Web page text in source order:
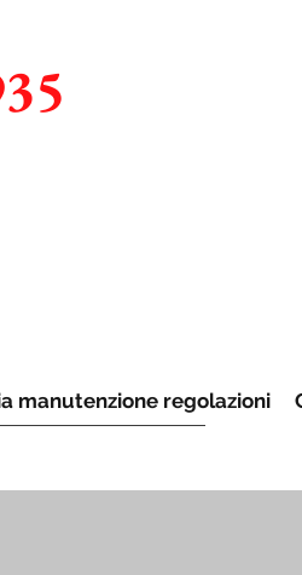
manutenzione regolazioni